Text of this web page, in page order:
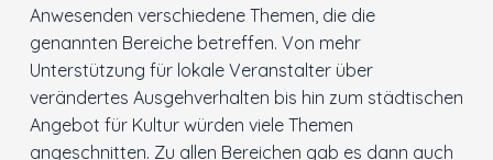
Der Ortsverein
Ratsfraktion
Anwesenden verschiedene Themen, die die
genannten Bereiche betreffen. Von mehr
Unterstützung für lokale Veranstalter über
verändertes Ausgehverhalten bis hin zum städtischen
Angebot für Kultur würden viele Themen
angeschnitten. Zu allen Bereichen gab es dann auch